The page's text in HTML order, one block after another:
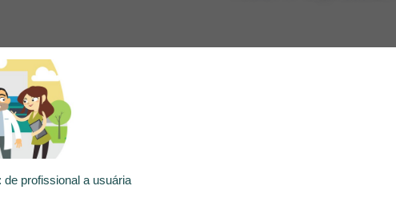
de profissional a usuária